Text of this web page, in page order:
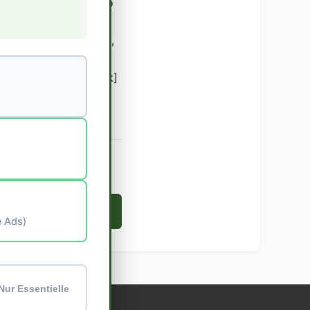
Kohlenhydrate pro
Menschen, die ihre
interessiert bist,
einen
Nährwertdatenbank]
Ads)
Essentielle